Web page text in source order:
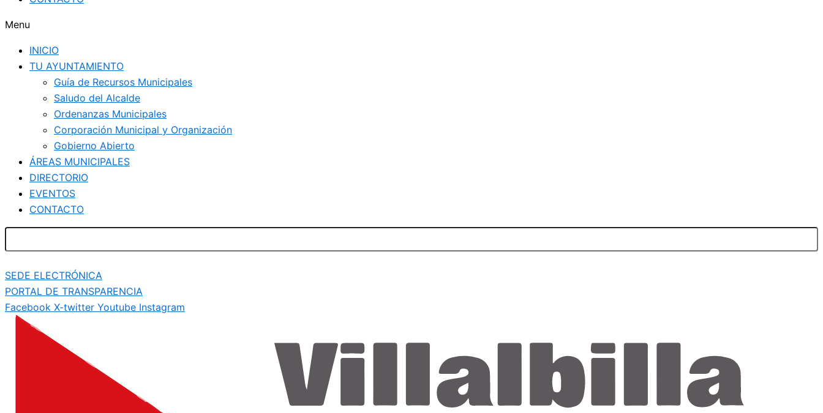
Menu
INICIO
TU AYUNTAMIENTO
Guía de Recursos Municipales
Saludo del Alcalde
Ordenanzas Municipales
Corporación Municipal y Organización
Gobierno Abierto
ÁREAS MUNICIPALES
DIRECTORIO
EVENTOS
CONTACTO
SEDE ELECTRÓNICA
PORTAL DE TRANSPARENCIA
Facebook X-twitter Youtube Instagram